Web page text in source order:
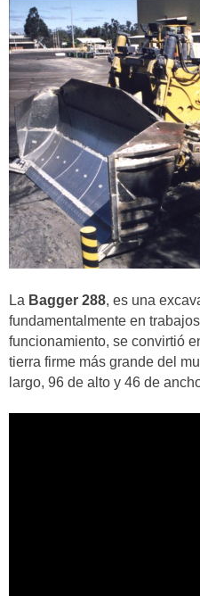
La Bagger 288, es una
fundamentalmente en
funcionamiento, se convirtió
tierra firme más grande del
largo, 96 de alto y 46 de